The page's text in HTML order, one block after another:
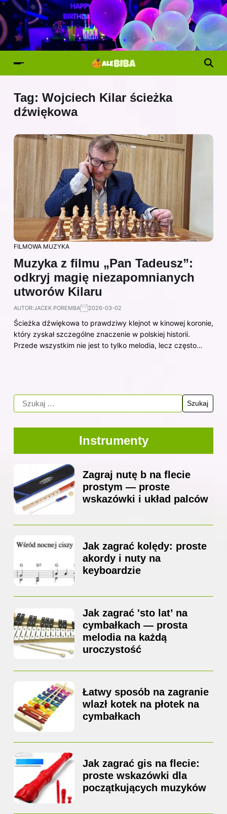
Tag: Wojciech Kilar ścieżka
dźwiękowa
FILMOWA MUZYKA
Muzyka z filmu „Pan Tadeusz”:
odkryj magię niezapomnianych
utworów Kilaru
AUTOR:JACEK POREMBA 2026-03-02
Ścieżka dźwiękowa to prawdziwy klejnot w kinowej koronie,
który zyskał szczególne znaczenie w polskiej historii.
Przede wszystkim nie jest to tylko melodia, lecz często…
Instrumenty
Zagraj nutę b na flecie
prostym — proste
wskazówki i układ palców
Jak zagrać kolędy: proste
akordy i nuty na
keyboardzie
Jak zagrać 'sto lat’ na
cymbałkach — prosta
melodia na każdą
uroczystość
Łatwy sposób na zagranie
wlazł kotek na płotek na
cymbałkach
Jak zagrać gis na flecie:
proste wskazówki dla
początkujących muzyków